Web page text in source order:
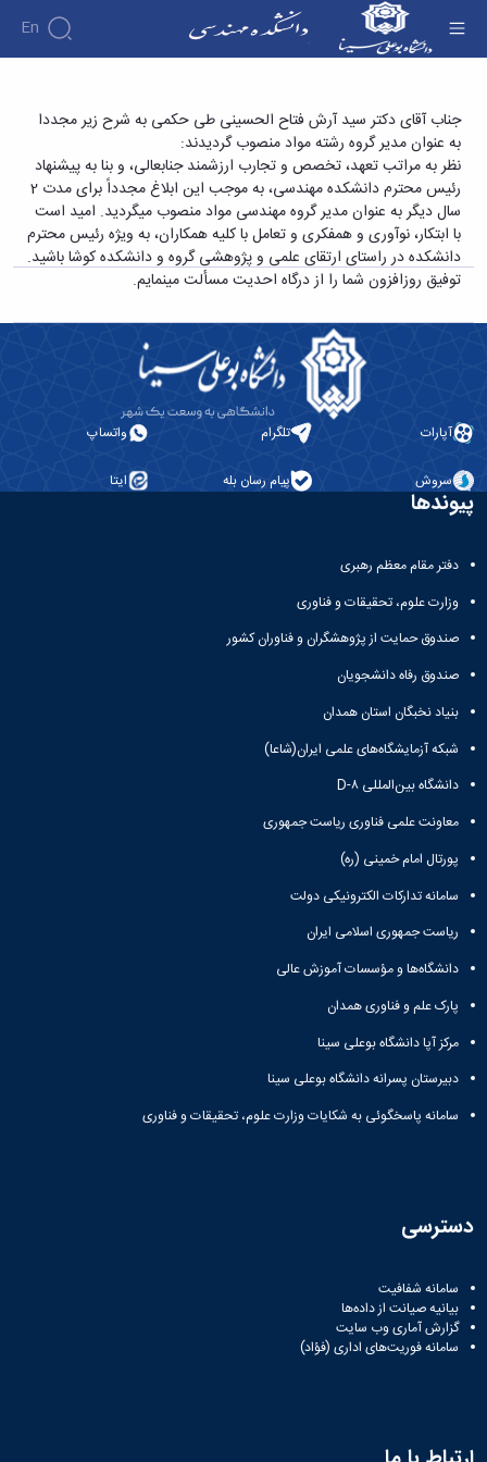
En
دانشکده
درباره
دانشکده
تاریخچه
ریاست
دانشکده
روسای
پیشین
افتخارات
دانشکده
آموزشی
معاونت
پژوهشی
تحصیلات
کمیته
منتخب
هیات
ممیزی
ترفیع
شورای
فرهنگی
دانشکده
آموزش
دوره
کارشناسی
فرم
ها
و
آئین
نامه
آیین‌نامه‌های
تکمیلی
فرم
و
آئین
ها
سمینارها
و
پایان
نامه
ها
معاونت
آموزشی
پژوهش
پژوهش
هفته
پژوهش
کارگاه ها
و
آزمایشگاه
گروه
مکانیک
مواد
گروه
گروه
کامپیوتر
نشریات
های
مهندسی
صنایع
در
تولید
Journal
Stress
Analysis
دفتر
ارتباط
صنعت
مراکز
مرتبط
بنیاد
ملی
شرکت
های
دانش
و
فرآیندها
نامه
نامه
های
پژوهشی
اساتید
اساتید
دانشکده
اساتید
بازنشسته
آموزشی
گروه
های
مهندسی
عمران
صنایع
مهندسی
کامپیوتر
انتصاب مجدد آقای دکتر سید آرش فتاح الحسینی
به عنوان مدیر گروه رشته مهندسی مواد - دانشکده
فنی و مهندسی
جناب آقای دکتر سید آرش فتاح الحسینی طی حکمی به شرح زیر مجددا
به عنوان مدیر گروه رشته مواد منصوب گردیدند:
نظر به مراتب تعهد، تخصص و تجارب ارزشمند جنابعالی، و بنا به پیشنهاد
رئیس محترم دانشکده مهندسی، به موجب این ابلاغ مجدداً برای مدت 2
سال دیگر به عنوان مدیر گروه مهندسی مواد منصوب می­گردید. امید است
با ابتکار، نوآوری و هم­فکری و تعامل با کلیه همکاران، به ویژه رئیس محترم
دانشکده در راستای ارتقای علمی و پژوهشی گروه و دانشکده کوشا باشید.
توفیق روزافزون شما را از درگاه احدیت مسألت می­نمایم.
آپارات تلگرام واتساپ
سروش پیام رسان بله ایتا
پیوندها
دفتر مقام معظم رهبری
وزارت علوم، تحقیقات و فناوری
صندوق حمایت از پژوهشگران و فناوران کشور
صندوق رفاه دانشجویان
بنیاد نخبگان استان همدان
شبکه آزمایشگاه‌های علمی ایران(شاعا)
دانشگاه بین‌المللی D-۸
معاونت علمی فناوری ریاست جمهوری
پورتال امام خمینی (ره)
سامانه تدارکات الکترونیکی دولت
ریاست جمهوری اسلامی ایران
دانشگاه‌ها و مؤسسات آموزش عالی
پارک علم و فناوری همدان
مرکز آپا دانشگاه بوعلی سینا
دبیرستان پسرانه دانشگاه بوعلی سینا
سامانه پاسخگوئی به شکایات وزارت علوم، تحقیقات و فناوری
دسترسی
سامانه شفافیت
بیانیه صیانت از داده‌ها
گزارش آماری وب‌ سایت
سامانه فوریت‌های اداری (فؤاد)